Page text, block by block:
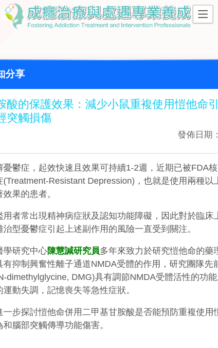
分享
酸的保護效果：減少小鼠重複使用愷他命
突觸損傷
發佈日期
憂鬱症，起效快速且效果可持續1-2週，近期已被FDA
(Treatment-Resistant Depression)，也就是使用兩種以
果的患者。
用者常出現精神病症狀及認知功能障礙，因此對於臨床
型憂鬱症引起上述副作用的風險一直受到關注。
學研究中心陳慧諴研究員多年來致力於研究愷他命的藥
有抑制興奮性離子通道NMDA受體的作用，研究團隊先
dimethylglycine, DMG)具有調節NMDA受體活性的功
動失調，記憶喪失等急性症狀。
一步探討愷他命併用二甲基甘胺酸是否能預防重複使用
腦部突觸傳導功能傷害。